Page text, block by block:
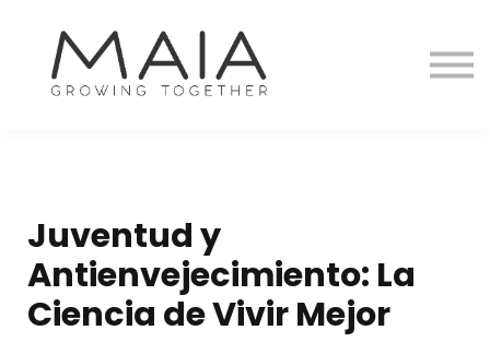
Tienda Virtual
Blog
Juventud y
Antienvejecimiento: La
Ciencia de Vivir Mejor